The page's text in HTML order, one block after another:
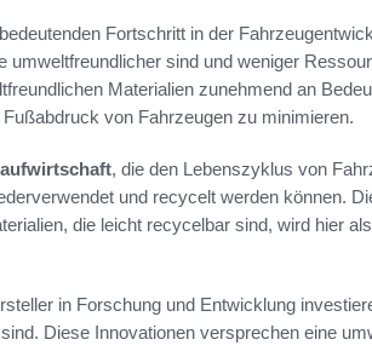
Fortschritt in der
sind und weniger
Materialien zunehmend an
von Fahrzeugen zu minimieren.
, die den Lebenszyklus von
und recycelt werden können.
die leicht recycelbar sind, wird hier
in Forschung und Entwicklung
Diese Innovationen versprechen eine